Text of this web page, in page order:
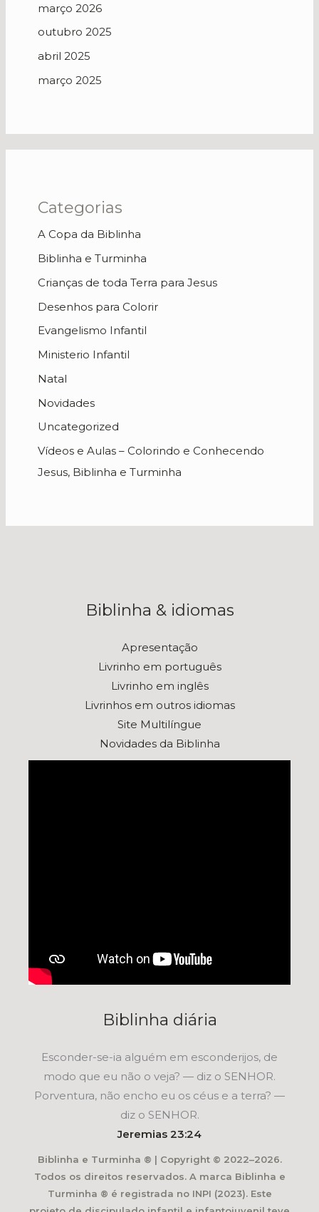
março 2026
outubro 2025
abril 2025
março 2025
Categorias
A Copa da Biblinha
Biblinha e Turminha
Crianças de toda Terra para Jesus
Desenhos para Colorir
Evangelismo Infantil
Ministerio Infantil
Natal
Novidades
Uncategorized
Vídeos e Aulas – Colorindo e Conhecendo
Jesus, Biblinha e Turminha
Biblinha & idiomas
Apresentação
Livrinho em português
Livrinho em inglês
Livrinhos em outros idiomas
Site Multilíngue
Novidades da Biblinha
Biblinha diária
Esconder-se-ia alguém em esconderijos, de
modo que eu não o veja? — diz o SENHOR.
Porventura, não encho eu os céus e a terra? —
diz o SENHOR.
Jeremias 23:24
Biblinha e Turminha ® | Copyright © 2022–2026.
Todos os direitos reservados. A marca Biblinha e
Turminha ® é registrada no INPI (2023). Este